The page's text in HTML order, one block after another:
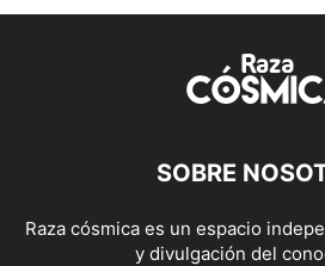
SOBRE
Raza cósmica es un espacio
y divulgación del